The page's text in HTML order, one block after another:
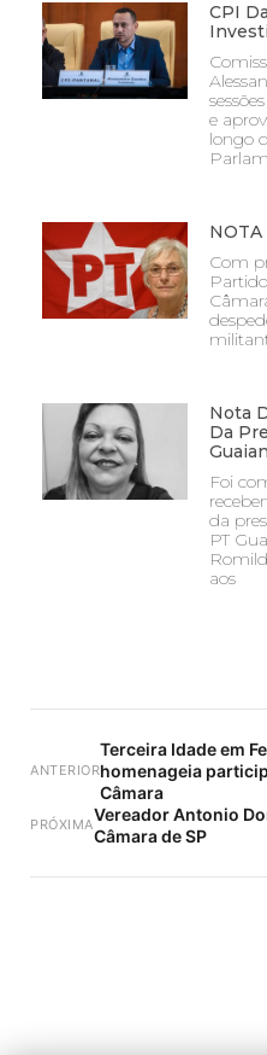
CPI
e
longo
NOTA
Com
Nota
Da
Foi
da
PT
aos
ANTERIOR
Terceira Idade em
homenageia
Câmara
PRÓXIMAVereador Antonio
Câmara de SP